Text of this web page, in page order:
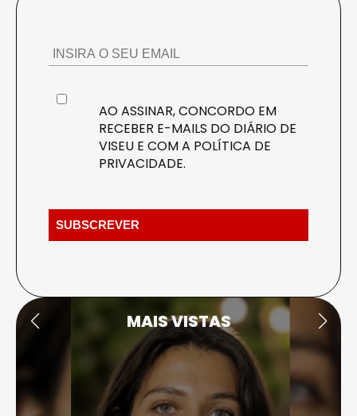
AO ASSINAR, CONCORDO EM
RECEBER E-MAILS DO DIÁRIO DE
VISEU E COM A POLÍTICA DE
PRIVACIDADE.
MAIS VISTAS